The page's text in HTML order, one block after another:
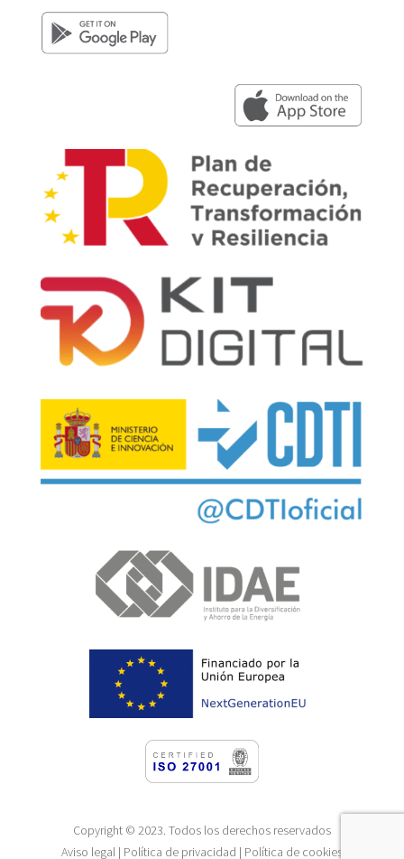
Copyright © 2023. Todos los derechos reservados
Aviso legal | Política de privacidad | Política de cookies